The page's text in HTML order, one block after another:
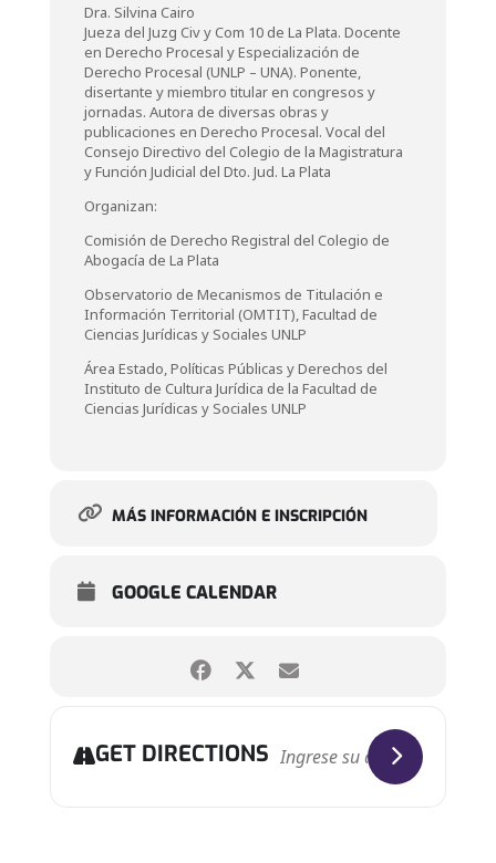
Dra. Silvina Cairo
Jueza del Juzg Civ y Com 10 de La Plata. Docente
en Derecho Procesal y Especialización de
Derecho Procesal (UNLP – UNA). Ponente,
disertante y miembro titular en congresos y
jornadas. Autora de diversas obras y
publicaciones en Derecho Procesal. Vocal del
Consejo Directivo del Colegio de la Magistratura
y Función Judicial del Dto. Jud. La Plata
Organizan:
Comisión de Derecho Registral del Colegio de
Abogacía de La Plata
Observatorio de Mecanismos de Titulación e
Información Territorial (OMTIT), Facultad de
Ciencias Jurídicas y Sociales UNLP
Área Estado, Políticas Públicas y Derechos del
Instituto de Cultura Jurídica de la Facultad de
Ciencias Jurídicas y Sociales UNLP
MÁS INFORMACIÓN E INSCRIPCIÓN
GOOGLE CALENDAR
GET DIRECTIONS